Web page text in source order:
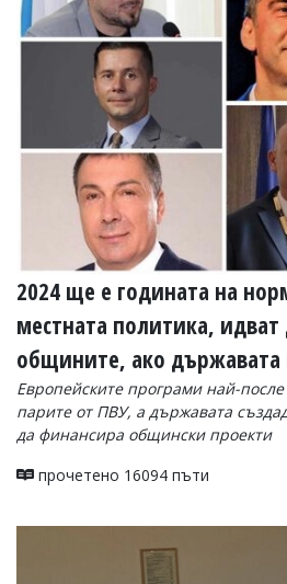
2024 ще е годината на
местната политика,
общините, ако държавата
Европейските програми най-
парите от ПВУ, а държавата
да финансира общински проекти
прочетено 16094 пъти